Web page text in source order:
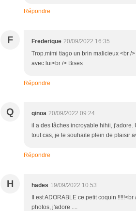
Répondre
F Frederique 20/09/2022 16:35
Trop.mimi tiago un brin malicieux <br /
avec lui<br /> Bises
Répondre
Q qinoa 20/09/2022 09:24
il a des tâches incroyable hihii, j'adore.
tout cas, je te souhaite plein de plaisir
Répondre
H hades 19/09/2022 10:53
Il est ADORABLE ce petit coquin
photos, j'adore ....